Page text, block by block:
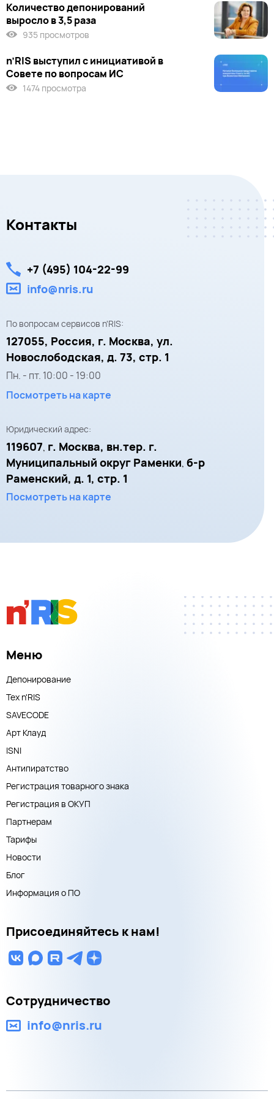
Количество депонирований
выросло в 3,5 раза
935 просмотров
n’RIS выступил c инициативой в
Совете по вопросам ИС
1474 просмотра
Контакты
+7 (495) 104-22-99
info@nris.ru
По вопросам сервисов n'RIS:
127055, Россия, г. Москва, ул.
Новослободская, д. 73, стр. 1
Пн. - пт. 10:00 - 19:00
Посмотреть на карте
Юридический адрес:
119607, г. Москва, вн.тер. г.
Муниципальный округ Раменки, б-р
Раменский, д. 1, стр. 1
Посмотреть на карте
Меню
Депонирование
Тех n'RIS
SAVECODE
Арт Клауд
ISNI
Антипиратство
Регистрация товарного знака
Регистрация в ОКУП
Партнерам
Тарифы
Новости
Блог
Информация о ПО
Присоединяйтесь к нам!
Сотрудничество
info@nris.ru